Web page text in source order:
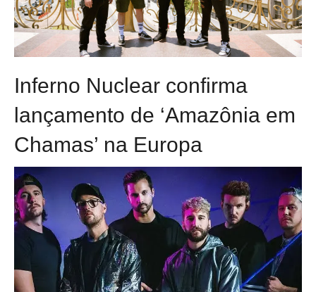
Inferno Nuclear confirma
lançamento de ‘Amazônia em
Chamas’ na Europa